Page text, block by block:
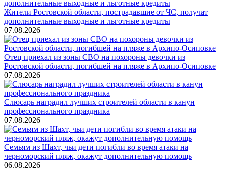
Жители Ростовской области, пострадавшие от ЧС, получат
дополнительные выходные и льготные кредиты
07.08.2026
Отец приехал из зоны СВО на похороны девочки из
Ростовской области, погибшей на пляже в Архипо-Осиповке
07.08.2026
Слюсарь наградил лучших строителей области в канун
профессионального праздника
07.08.2026
Семьям из Шахт, чьи дети погибли во время атаки на
черноморский пляж, окажут дополнительную помощь
06.08.2026